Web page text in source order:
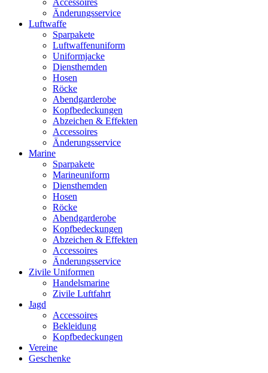
Accessoires
Änderungsservice
Luftwaffe
Sparpakete
Luftwaffenuniform
Uniformjacke
Diensthemden
Hosen
Röcke
Abendgarderobe
Kopfbedeckungen
Abzeichen & Effekten
Accessoires
Änderungsservice
Marine
Sparpakete
Marineuniform
Diensthemden
Hosen
Röcke
Abendgarderobe
Kopfbedeckungen
Abzeichen & Effekten
Accessoires
Änderungsservice
Zivile Uniformen
Handelsmarine
Zivile Luftfahrt
Jagd
Accessoires
Bekleidung
Kopfbedeckungen
Vereine
Geschenke